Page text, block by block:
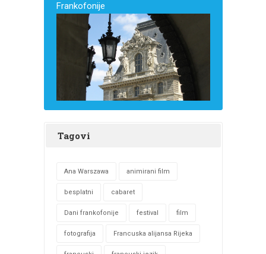
Frankofonije
Tagovi
Ana Warszawa animirani film
besplatni cabaret
Dani frankofonije festival film
fotografija Francuska alijansa Rijeka